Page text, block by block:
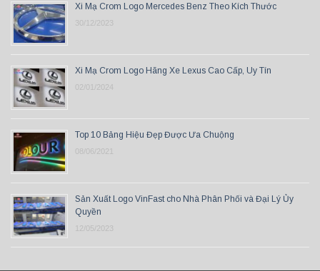
Xi Mạ Crom Logo Mercedes Benz Theo Kích Thước
30/12/2023
Xi Mạ Crom Logo Hãng Xe Lexus Cao Cấp, Uy Tín
02/01/2024
Top 10 Bảng Hiệu Đẹp Được Ưa Chuộng
08/06/2021
Sản Xuất Logo VinFast cho Nhà Phân Phối và Đại Lý Ủy
Quyền
12/05/2023